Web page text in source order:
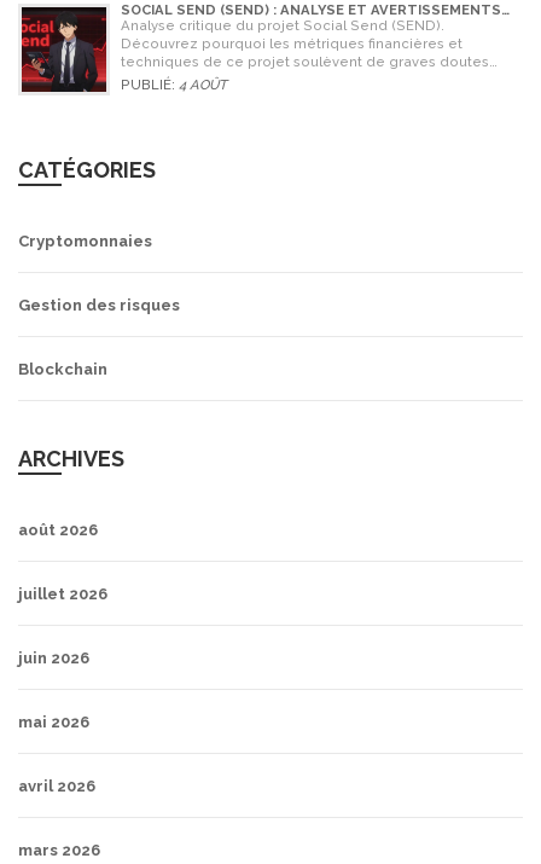
SOCIAL SEND (SEND) : ANALYSE ET AVERTISSEMENTS
CRITIQUES POUR 2026
Analyse critique du projet Social Send (SEND).
Découvrez pourquoi les métriques financières et
techniques de ce projet soulèvent de graves doutes
quant à sa légitimité en 2026.
PUBLIÉ: 4 AOÛT
CATÉGORIES
Cryptomonnaies
Gestion des risques
Blockchain
ARCHIVES
août 2026
juillet 2026
juin 2026
mai 2026
avril 2026
mars 2026